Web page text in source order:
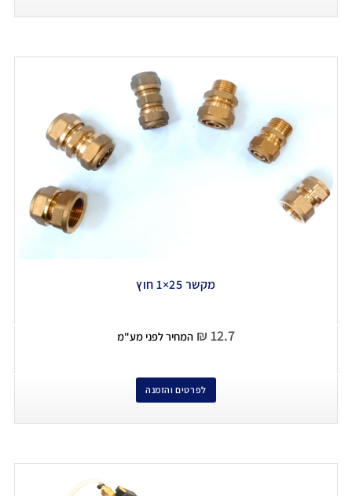
מקשר 25×1 חוץ
₪ 12.7 המחיר לפני מע"מ
לפרטים והזמנה